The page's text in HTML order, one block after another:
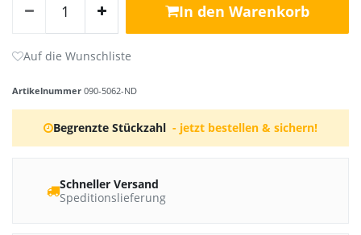
In den Warenkorb
Artikelnummer 090-5062-ND
Begrenzte Stückzahl - jetzt bestellen & sichern!
Schneller Versand
Speditionslieferung